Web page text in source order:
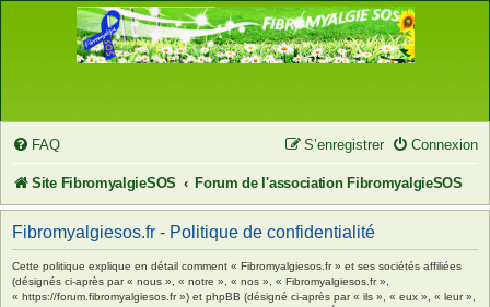
FAQ Connexion
S’enregistrer
Site FibromyalgieSOS Forum de l'association FibromyalgieSOS
Fibromyalgiesos.fr - Politique de confidentialité
Cette politique explique en détail comment « Fibromyalgiesos.fr » et ses sociétés affiliées
(désignés ci-après par « nous », « notre », « nos », « Fibromyalgiesos.fr »,
« https://forum.fibromyalgiesos.fr ») et phpBB (désigné ci-après par « ils », « eux », « leur »,